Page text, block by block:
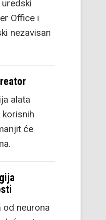
uredski
Office i
nezavisan
alata
će
od neurona